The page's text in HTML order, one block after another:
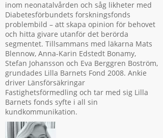
inom neonatalvården och såg likheter med
Diabetesförbundets forskningsfonds
problembild – att skapa opinion för behovet
och hitta givare utanför det berörda
segmentet. Tillsammans med läkarna Mats
Blennow, Anna-Karin Edstedt Bonamy,
Stefan Johansson och Eva Berggren Boström,
grundades Lilla Barnets Fond 2008. Ankie
driver Länsförsäkringar
Fastighetsförmedling och tar med sig Lilla
Barnets fonds syfte i all sin
kundkommunikation.